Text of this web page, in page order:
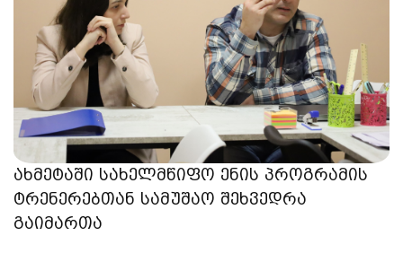
ახმეტაში სახელმწიფო ენის პროგრამის
ტრენერებთან სამუშაო შეხვედრა
გაიმართა